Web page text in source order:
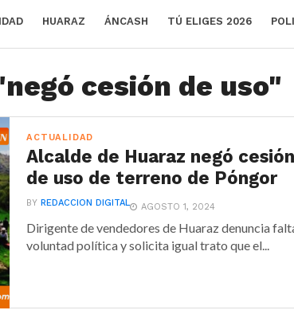
HUARAZ ÁNCASH TÚ ELIGES 2026
cesión de uso"
ACTUALIDAD
Alcalde de Huaraz negó cesión
de uso de terreno de Póngor
BYREDACCION DIGITAL AGOSTO 1, 2024
Dirigente de vendedores de Huaraz denuncia
voluntad política y solicita igual trato que el...